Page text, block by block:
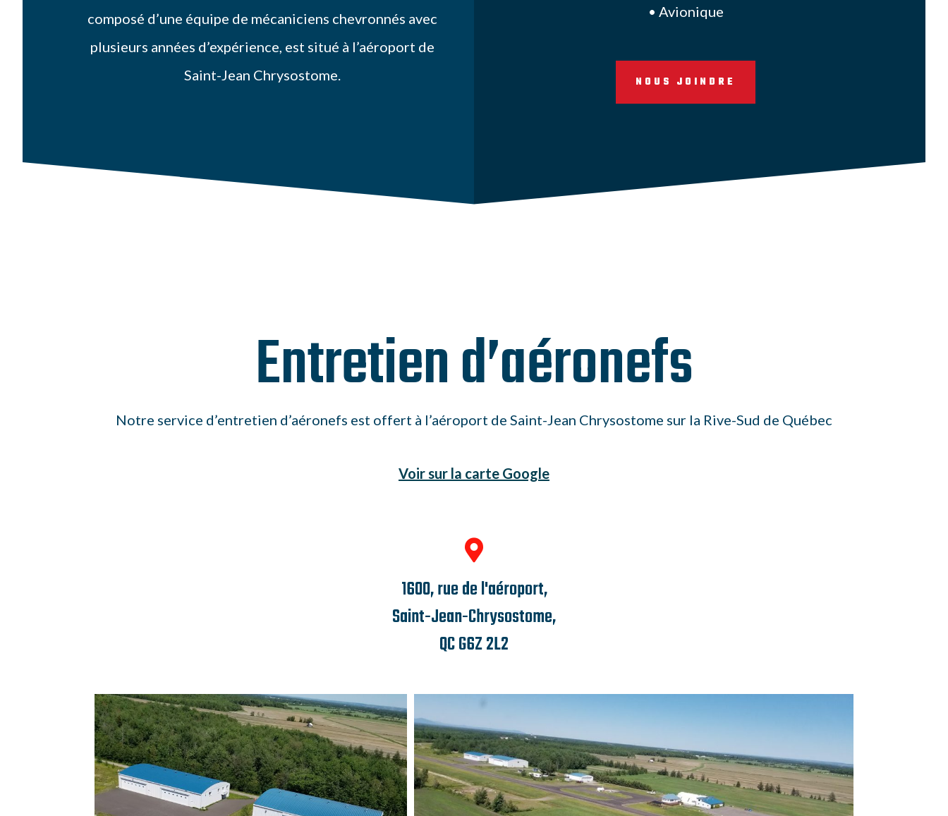
composé d’une équipe de mécaniciens chevronnés avec
plusieurs années d’expérience, est situé à l’aéroport de
Saint-Jean Chrysostome.
• Avionique
NOUS JOINDRE
Entretien d’aéronefs
Notre service d’entretien d’aéronefs est offert à l’aéroport de Saint-Jean Chrysostome sur la Rive-Sud de Québec
Voir sur la carte Google

1600, rue de l'aéroport,
Saint-Jean-Chrysostome,
QC G6Z 2L2